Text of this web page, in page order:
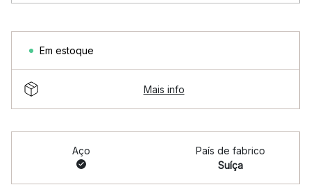
Em estoque
Mais info
Aço
País de fabrico
Suíça